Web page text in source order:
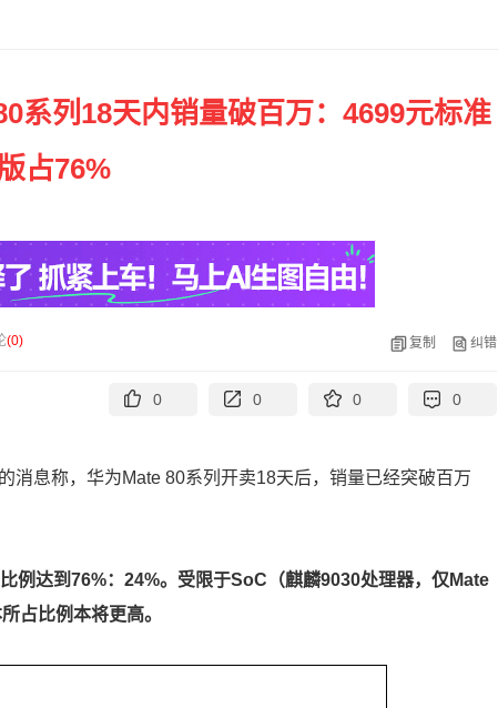
系列18天内销量破百万：4699元标准
占76%
(0) 复制 纠错
0 0 0 0
消息称，华为Mate 80系列开卖18天后，销量已经突破百万
例达到76%：24%。受限于SoC（麒麟9030处理器，仅Mate
占比例本将更高。